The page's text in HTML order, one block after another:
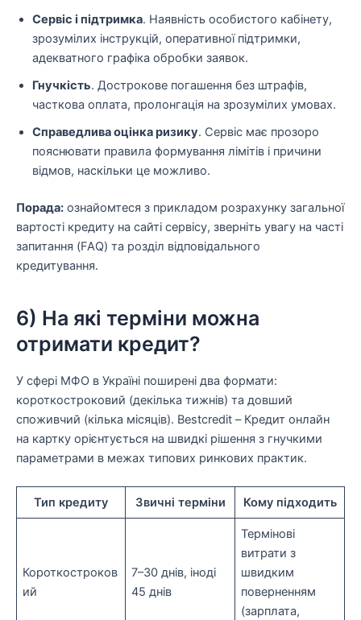
Сервіс і підтримка. Наявність особистого кабінету,
зрозумілих інструкцій, оперативної підтримки,
адекватного графіка обробки заявок.
Гнучкість. Дострокове погашення без штрафів,
часткова оплата, пролонгація на зрозумілих умовах.
Справедлива оцінка ризику. Сервіс має прозоро
пояснювати правила формування лімітів і причини
відмов, наскільки це можливо.
Порада: ознайомтеся з прикладом розрахунку загальної
вартості кредиту на сайті сервісу, зверніть увагу на часті
запитання (FAQ) та розділ відповідального
кредитування.
6) На які терміни можна
отримати кредит?
У сфері МФО в Україні поширені два формати:
короткостроковий (декілька тижнів) та довший
споживчий (кілька місяців). Bestcredit – Кредит онлайн
на картку орієнтується на швидкі рішення з гнучкими
параметрами в межах типових ринкових практик.
Тип кредиту Звичні терміни Кому підходить
Короткостроков
ий
7–30 днів, іноді
45 днів
Термінові
витрати з
швидким
поверненням
(зарплата,